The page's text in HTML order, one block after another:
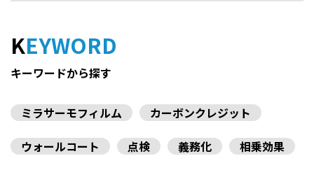
KEYWORD
キーワードから探す
ミラサーモフィルム
カーボンクレジット
ウォールコート
点検 義務化
相乗効果